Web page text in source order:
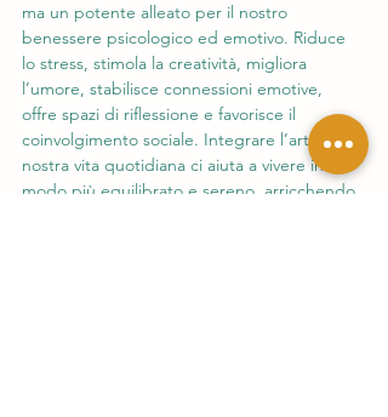
ma un potente alleato per il nostro
benessere psicologico ed emotivo. Riduce
lo stress, stimola la creatività, migliora
l’umore, stabilisce connessioni emotive,
offre spazi di riflessione e favorisce il
coinvolgimento sociale. Integrare l’arte nella
nostra vita quotidiana ci aiuta a vivere in
modo più equilibrato e sereno, arricchendo